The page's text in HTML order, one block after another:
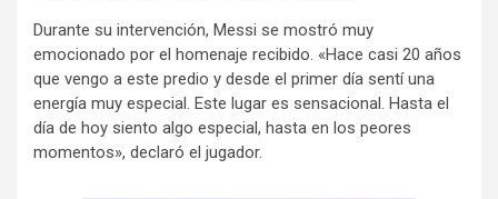
Durante su intervención, Messi se mostró muy
emocionado por el homenaje recibido. «Hace casi 20 años
que vengo a este predio y desde el primer día sentí una
energía muy especial. Este lugar es sensacional. Hasta el
día de hoy siento algo especial, hasta en los peores
momentos», declaró el jugador.